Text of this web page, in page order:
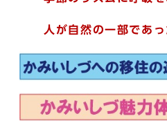
人が自然の一部であっ